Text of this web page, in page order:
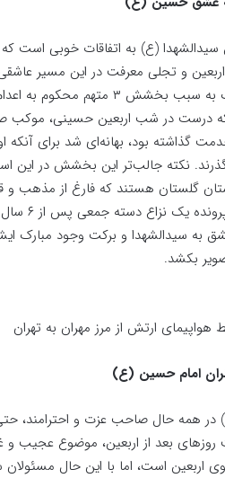
(ع) به اتفاقات خوبی است
و تجلی معرفت در این مسیر
۳ متهم محکوم به اعدام.
که درست در شب اربعین حسینی، موکب
نکته جالب‌تر این بخشش در این
گلستان هستند که فارغ از مذهب
این
سیدالشهدا و برکت وجود مبارک
بکشد.
هواپیمای ارتش از مرز مهران به تهران
امام حسین (ع)
در همه حال صاحب عزت و احترامند،
روزهای بعد از اربعین، موضوع
اربعین است، اما با این حال